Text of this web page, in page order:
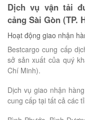
Dịch vụ vận tải
cảng Sài Gòn (TP.
Hoạt động giao nhận
Bestcargo cung cấp
sở sản xuất của quý
Chí Minh).
Dịch vụ giao nhận
cung cấp tại tất cả các